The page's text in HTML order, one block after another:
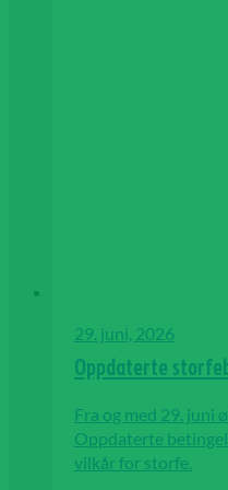
29. juni, 2026
Oppdaterte
Fra og med 29. juni
Oppdaterte
vilkår for storfe.